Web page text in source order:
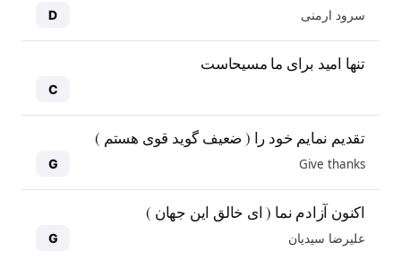
سرود ارمنی D
تنها امید برای ما مسیحاست
C
تقدیم نمایم خود را ( ضعیف گوید قوی هستم )
Give thanks
G
اکنون آزادم نما ( ای خالق این جهان )
علیرضا سیدیان G